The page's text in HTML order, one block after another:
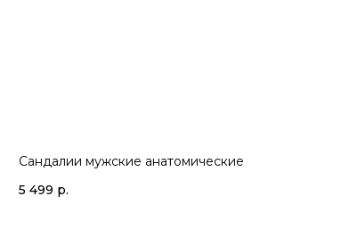
Сандалии мужские анатомические
5 499 р.